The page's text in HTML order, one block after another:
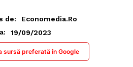
de:
Economedia.ro
19/09/2023
sursă preferată în Google